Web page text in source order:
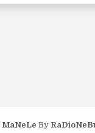
MaNeLe By